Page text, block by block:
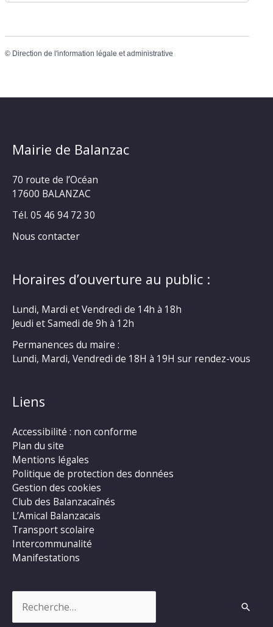
© Direction de l'information légale et administrative
Mairie de Balanzac
70 route de l’Océan
17600 BALANZAC
Tél. 05 46 94 72 30
Nous contacter
Horaires d’ouverture au public :
Lundi, Mardi et Vendredi de 14h à 18h
Jeudi et Samedi de 9h à 12h
Permanences du maire :
Lundi, Mardi, Vendredi de 18H à 19H sur rendez-vous
Liens
Accessibilité : non conforme
Plan du site
Mentions légales
Politique de protection des données
Gestion des cookies
Club des Balanzacaînés
L’Amical Balanzacais
Transport scolaire
Intercommunalité
Manifestations